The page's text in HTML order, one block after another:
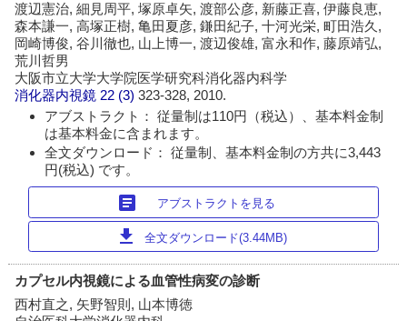
渡辺憲治, 細見周平, 塚原卓矢, 渡部公彦, 新藤正喜, 伊藤良恵,
森本謙一, 高塚正樹, 亀田夏彦, 鎌田紀子, 十河光栄, 町田浩久,
岡崎博俊, 谷川徹也, 山上博一, 渡辺俊雄, 富永和作, 藤原靖弘,
荒川哲男
大阪市立大学大学院医学研究科消化器内科学
消化器内視鏡 22 (3)323-328, 2010.
アブストラクト： 従量制は110円（税込）、基本料金制
は基本料金に含まれます。
全文ダウンロード： 従量制、基本料金制の方共に3,443
円(税込) です。
article アブストラクトを見る
download 全文ダウンロード(3.44MB)
カプセル内視鏡による血管性病変の診断
西村直之, 矢野智則, 山本博徳